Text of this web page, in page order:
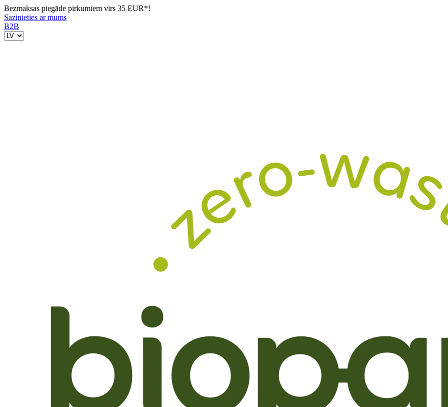
Bezmaksas piegāde pirkumiem virs 35 EUR*!
Sazinieties ar mums
B2B